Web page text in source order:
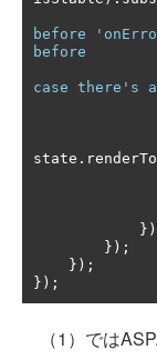
before
before
case there's
state .
});
});
});
（1）では